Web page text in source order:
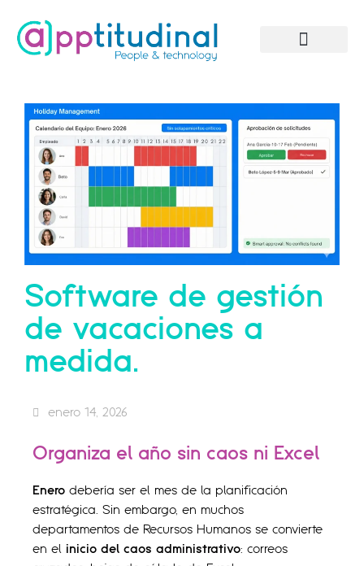
Software de gestión
de vacaciones a
medida.
enero 14, 2026
Organiza el año sin caos ni Excel
Enero debería ser el mes de la planificación
estratégica. Sin embargo, en muchos
departamentos de Recursos Humanos se convierte
en el inicio del caos administrativo: correos